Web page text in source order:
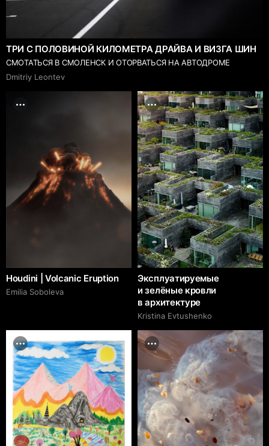
ТРИ С ПОЛОВИНОЙ КИЛОМЕТРА ДРАЙВА И ВИЗГА ШИН
СМОТАТЬСЯ В СМОЛЕНСК И ОТОРВАТЬСЯ НА АВТОДРОМЕ
Dmitriy Leontev
Houdini | Volcanic Eruption
Emilia Soboleva
Эксплуатируемые
и зелёные кровли
в архитектуре
Kristina Evtushenko